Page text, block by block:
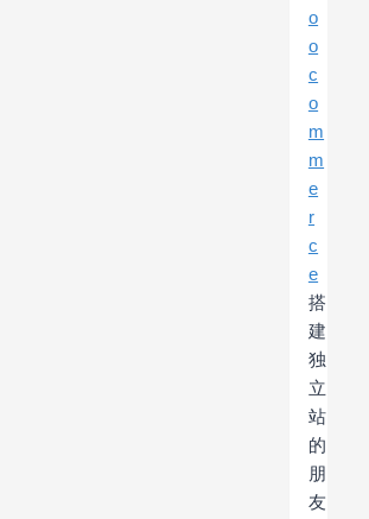
o
o
c
o
m
m
e
r
c
e
搭
建
独
立
站
的
朋
友